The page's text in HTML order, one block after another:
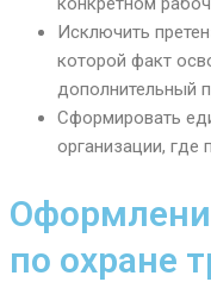
Исключить
которой факт
дополнительный
Сформировать
организации, где
по охране